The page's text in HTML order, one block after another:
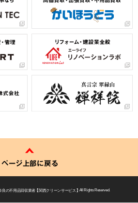
ページ上部に戻る
の不用品回収業者 【 関西クリーンサービス 】 All Rights Reserved.